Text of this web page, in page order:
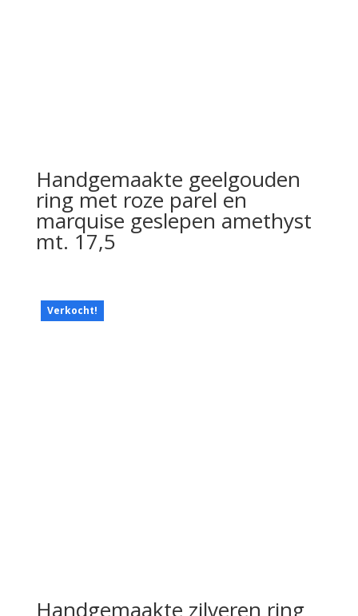
Handgemaakte geelgouden
ring met roze parel en
marquise geslepen amethyst
mt. 17,5
Verkocht!
Handgemaakte zilveren ring